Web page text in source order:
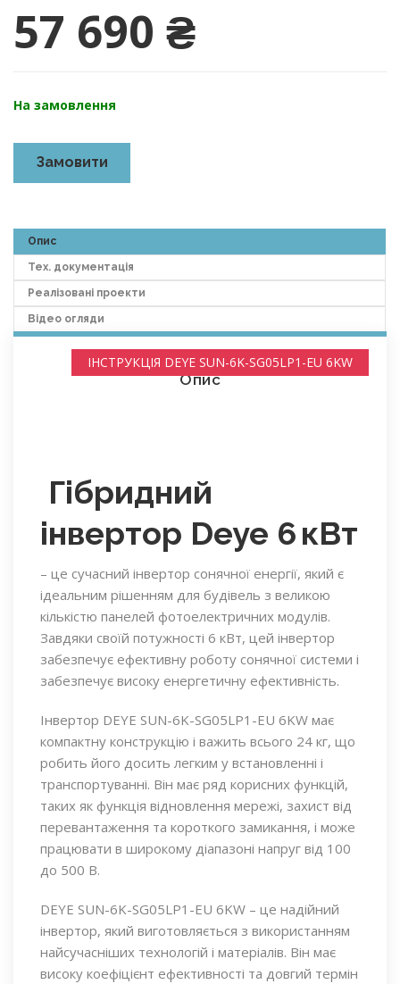
57 690 ₴
На замовлення
Замовити
Опис
Тех. документація
Реалізовані проекти
Відео огляди
Опис
Гібридний
інвертор Deye 6 кВт
– це сучасний інвертор сонячної енергії, який є
ідеальним рішенням для будівель з великою
кількістю панелей фотоелектричних модулів.
Завдяки своїй потужності 6 кВт, цей інвертор
забезпечує ефективну роботу сонячної системи і
забезпечує високу енергетичну ефективність.
Інвертор DEYE SUN-6K-SG05LP1-EU 6KW має
компактну конструкцію і важить всього 24 кг, що
робить його досить легким у встановленні і
транспортуванні. Він має ряд корисних функцій,
таких як функція відновлення мережі, захист від
перевантаження та короткого замикання, і може
працювати в широкому діапазоні напруг від 100
до 500 В.
DEYE SUN-6K-SG05LP1-EU 6KW – це надійний
інвертор, який виготовляється з використанням
найсучасніших технологій і матеріалів. Він має
високу коефіцієнт ефективності та довгий термін
ІНСТРУКЦІЯ DEYE SUN-6K-SG05LP1-EU 6KW